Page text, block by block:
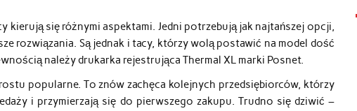
kierują się różnymi aspektami. Jedni potrzebują jak najtańszej opcji,
rozwiązania. Są jednak i tacy, którzy wolą postawić na model dość
należy drukarka rejestrująca Thermal XL marki Posnet.
popularne. To znów zachęca kolejnych przedsiębiorców, którzy
i przymierzają się do pierwszego zakupu. Trudno się dziwić –